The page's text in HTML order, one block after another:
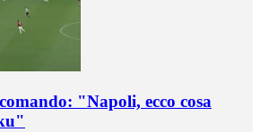
"Napoli, ecco cosa